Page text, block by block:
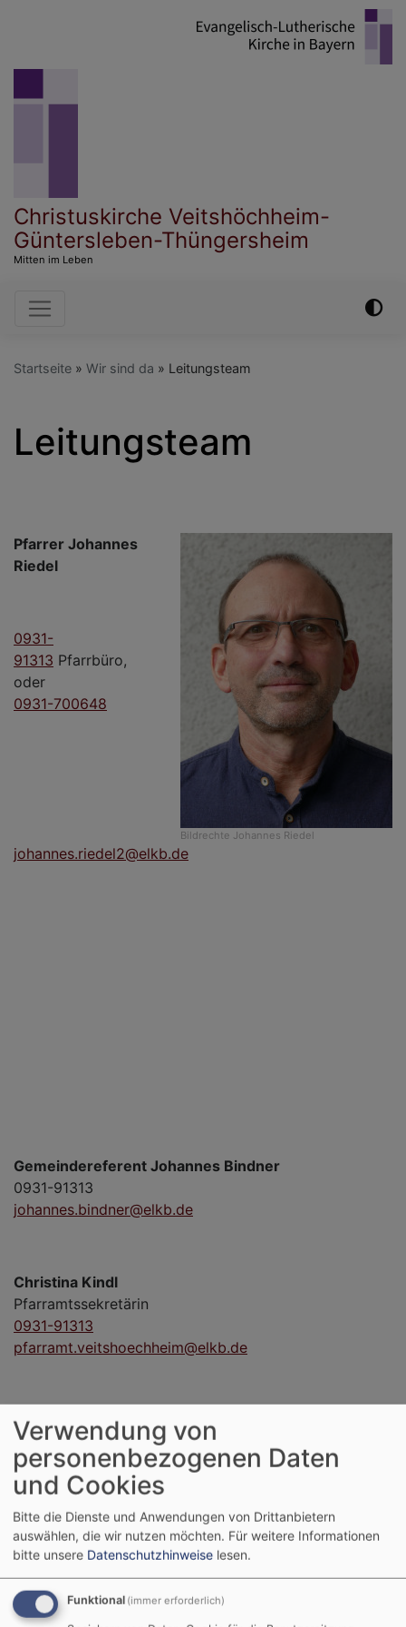
Christuskirche Veitshöchheim-
Güntersleben-Thüngersheim
Mitten im Leben
Hauptnavigation
Startseite Wir sind da Leitungsteam
Leitungsteam
Bildrechte Johannes Riedel
Pfarrer Johannes
Riedel
0931-
91313 Pfarrbüro,
oder
0931-700648
johannes.riedel2@elkb.de
Gemeindereferent Johannes Bindner
0931-91313
johannes.bindner@elkb.de
Christina Kindl
Pfarramtssekretärin
0931-91313
pfarramt.veitshoechheim@elkb.de
Mini Terminkalender
August 2026
Mo Di Mi Do Fr
4 6
Verwendung von
personenbezogenen Daten
und Cookies
Bitte die Dienste und Anwendungen von Drittanbietern
auswählen, die wir nutzen möchten. Für weitere Informationen
bitte unsere Datenschutzhinweise lesen.
Funktional (immer erforderlich)